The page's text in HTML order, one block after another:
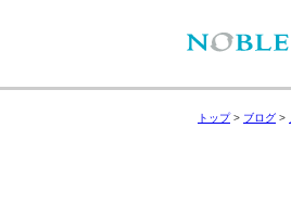
トップ> ブログ >